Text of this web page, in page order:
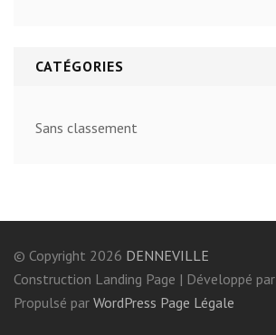
CATÉGORIES
Sans classement
© Copyright 2026 DENNEVILLE
Construction Landing Page | Développé par
Propulsé par WordPress Page Légale